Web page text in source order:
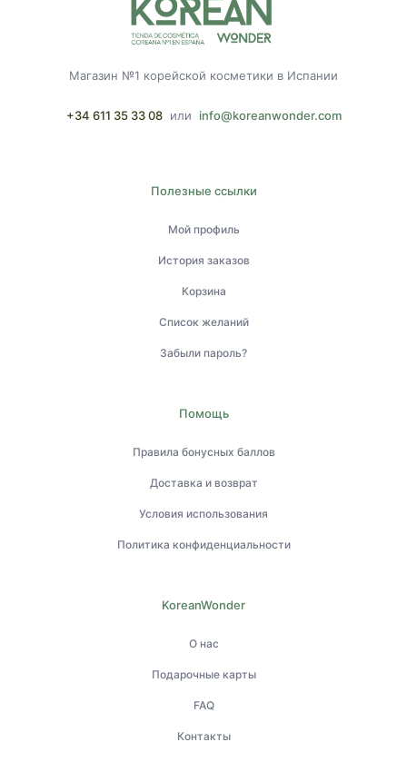
Магазин №1 корейской косметики в Испании
+34 611 35 33 08 или info@koreanwonder.com
Полезные ссылки
Мой профиль
История заказов
Корзина
Список желаний
Забыли пароль?
Помощь
Правила бонусных баллов
Доставка и возврат
Условия использования
Политика конфиденциальности
KoreanWonder
О нас
Подарочные карты
FAQ
Контакты